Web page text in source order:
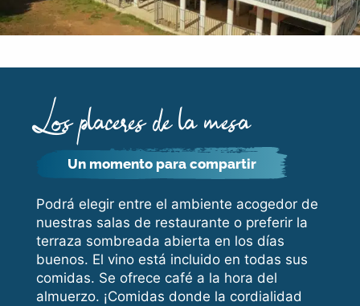
Los placeres de la mesa
Un momento para compartir
Podrá elegir entre el ambiente acogedor de
nuestras salas de restaurante o preferir la
terraza sombreada abierta en los días
buenos. El vino está incluido en todas sus
comidas. Se ofrece café a la hora del
almuerzo. ¡Comidas donde la cordialidad